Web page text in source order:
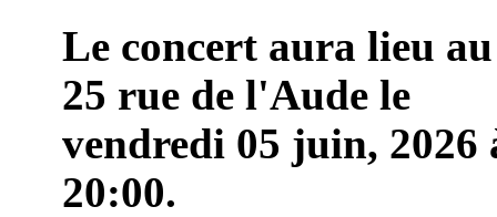
Le concert aura lieu au
25 rue de l'Aude le
vendredi 05 juin, 2026
20:00.